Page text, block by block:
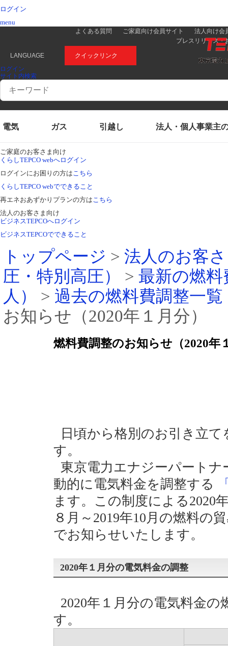
ログイン
menu
よくある質問 ご家庭向け会員サイト
法人向け会
プレスリリース・
LANGUAGE クイックリンク
ログイン
サイト内検索
Conduct
search
電気 ガス 引越し 法人・個人事業主
ご家庭のお客さま向け
くらしTEPCO webへログイン
ログインにお困りの方はこちら
くらしTEPCO webでできること
再エネおあずかりプランの方はこちら
法人のお客さま向け
ビジネスTEPCOへログイン
ビジネスTEPCOでできること
トップページ > 法人のお客
圧・特別高圧）
> 最新の燃
人）
> 過去の燃料費調整一覧
お知らせ（2020年１月分）
燃料費調整のお知らせ（2020年
日頃から格別のお引き立
す。
東京電力エナジーパート
動的に電気料金を調整する
ます。この制度による2020
８月～2019年10月の燃料の
でお知らせいたします。
2020年１月分の電気料金の調整
2020年１月分の電気料金
す。